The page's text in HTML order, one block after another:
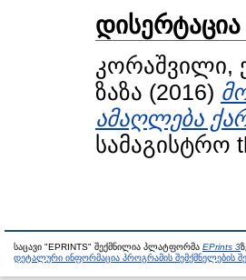
დისერტაცია
კორაშვილი,
ზაზა (2016)
ამაღლება
სამაგისტრო
საცავი "EPRINTS" შექმნილია პლატფორმა EPrints 3
დეტალური ინფორმაცია პროგრამის შემქმნელების